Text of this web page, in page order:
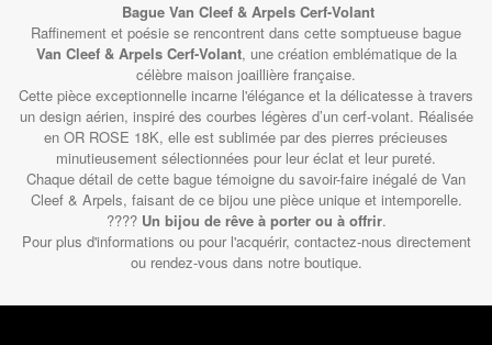
Bague Van Cleef & Arpels Cerf-Volant
Raffinement et poésie se rencontrent dans cette somptueuse bague
Van Cleef & Arpels Cerf-Volant, une création emblématique de la
célèbre maison joaillière française.
Cette pièce exceptionnelle incarne l'élégance et la délicatesse à travers
un design aérien, inspiré des courbes légères d’un cerf-volant. Réalisée
en OR ROSE 18K, elle est sublimée par des pierres précieuses
minutieusement sélectionnées pour leur éclat et leur pureté.
Chaque détail de cette bague témoigne du savoir-faire inégalé de Van
Cleef & Arpels, faisant de ce bijou une pièce unique et intemporelle.
???? Un bijou de rêve à porter ou à offrir.
Pour plus d'informations ou pour l'acquérir, contactez-nous directement
ou rendez-vous dans notre boutique.